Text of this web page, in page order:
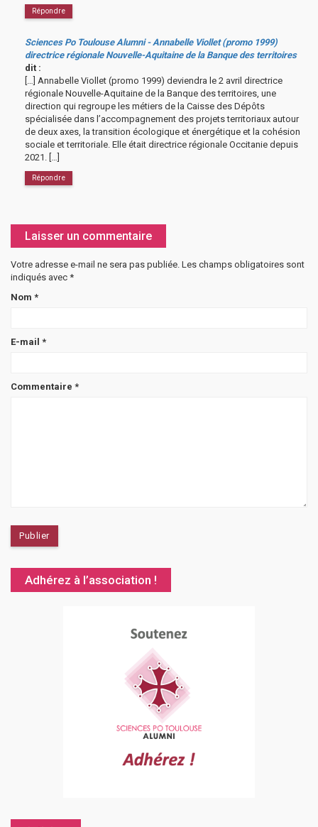
Répondre
Sciences Po Toulouse Alumni - Annabelle Viollet (promo 1999)
directrice régionale Nouvelle-Aquitaine de la Banque des territoires
dit :
[…] Annabelle Viollet (promo 1999) deviendra le 2 avril directrice
régionale Nouvelle-Aquitaine de la Banque des territoires, une
direction qui regroupe les métiers de la Caisse des Dépôts
spécialisée dans l’accompagnement des projets territoriaux autour
de deux axes, la transition écologique et énergétique et la cohésion
sociale et territoriale. Elle était directrice régionale Occitanie depuis
2021. […]
Répondre
Laisser un commentaire
Votre adresse e-mail ne sera pas publiée. Les champs obligatoires sont
indiqués avec *
Nom *
E-mail *
Commentaire *
Adhérez à l’association !